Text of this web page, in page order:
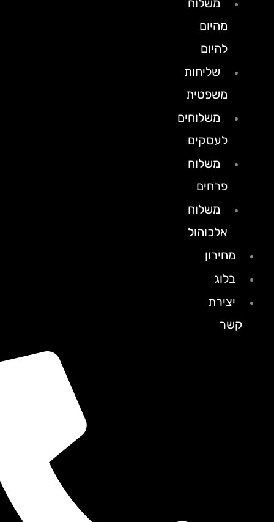
מהיום
להיום
שליחות
משפטית
משלוחים
לעסקים
משלוח
פרחים
משלוח
אלכוהול
מחירון
בלוג
יצירת
קשר